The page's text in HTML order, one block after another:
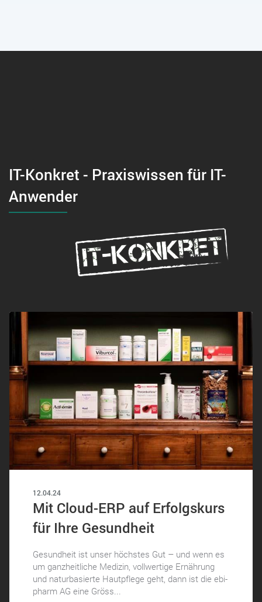
IT-Konkret - Praxiswissen für IT-
Anwender
12.04.24
Mit Cloud-ERP auf Erfolgskurs
für Ihre Gesundheit
Gesundheit ist unser höchstes Gut – und wenn es
um ganzheitliche Medizin, vollwertige Ernährung
und naturbasierte Hautpflege geht, dann ist die ebi-
pharm AG eine Gröss...